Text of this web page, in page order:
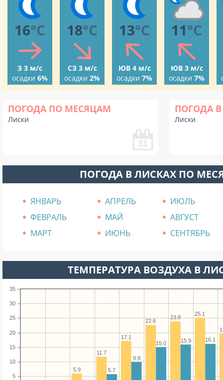
16°C
З 3 м/с
осадки 6%
18°C
СЗ 3 м/с
осадки 2%
13°C
ЮВ 4 м/с
осадки 7%
11°C
ЮВ 3 м/с
осадки 7%
ПОГОДА ПО МЕСЯЦАМ
Лиски
ПОГОДА В
Лиски
ПОГОДА В ЛИСКАХ ПО
ЯНВАРЬ АПРЕЛЬ
ИЮЛЬ
ФЕВРАЛЬ
МАЙ
АВГУСТ
МАРТ
ИЮНЬ СЕНТЯБРЬ
ТЕМПЕРАТУРА ВОЗДУХА В
5
10
15
20
25
30
35
25.1
23.8
22.6
17.1
11.7
5.9
16.1
15.9
15.0
9.9
5.7